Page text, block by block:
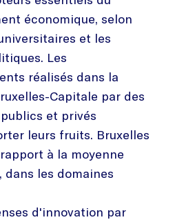
économique, selon
et les
Les
réalisés dans la
Capitale par des
et privés
leurs fruits. Bruxelles
à la moyenne
dans les domaines
d'innovation par